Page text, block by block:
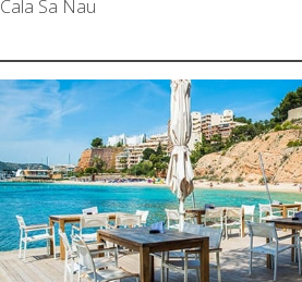
Cala Sa Nau